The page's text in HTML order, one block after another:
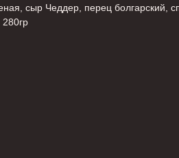
сыр Чеддер, перец болгарский,